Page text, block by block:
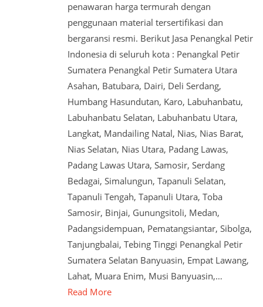
penawaran harga termurah dengan
penggunaan material tersertifikasi dan
bergaransi resmi. Berikut Jasa Penangkal Petir
Indonesia di seluruh kota : Penangkal Petir
Sumatera Penangkal Petir Sumatera Utara
Asahan, Batubara, Dairi, Deli Serdang,
Humbang Hasundutan, Karo, Labuhanbatu,
Labuhanbatu Selatan, Labuhanbatu Utara,
Langkat, Mandailing Natal, Nias, Nias Barat,
Nias Selatan, Nias Utara, Padang Lawas,
Padang Lawas Utara, Samosir, Serdang
Bedagai, Simalungun, Tapanuli Selatan,
Tapanuli Tengah, Tapanuli Utara, Toba
Samosir, Binjai, Gunungsitoli, Medan,
Padangsidempuan, Pematangsiantar, Sibolga,
Tanjungbalai, Tebing Tinggi Penangkal Petir
Sumatera Selatan Banyuasin, Empat Lawang,
Lahat, Muara Enim, Musi Banyuasin,…
Read More